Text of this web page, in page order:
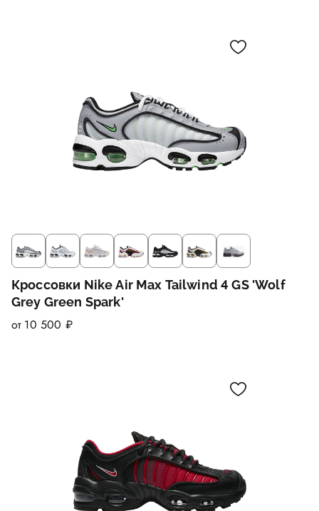
Кроссовки Nike Air Max Tailwind 4 GS 'Wolf
Grey Green Spark'
от 10 500 ₽